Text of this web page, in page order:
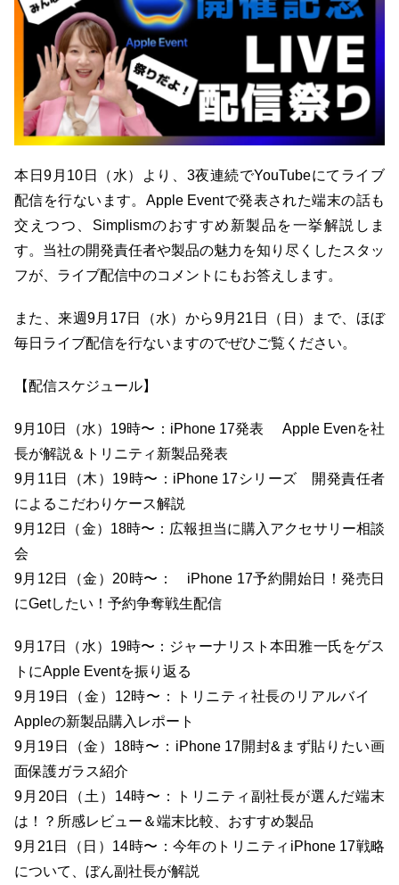
本日9月10日（水）より、3夜連続でYouTubeにてライブ
配信を行ないます。Apple Eventで発表された端末の話も
交えつつ、Simplismのおすすめ新製品を一挙解説しま
す。当社の開発責任者や製品の魅力を知り尽くしたスタッ
フが、ライブ配信中のコメントにもお答えします。
また、来週9月17日（水）から9月21日（日）まで、ほぼ
毎日ライブ配信を行ないますのでぜひご覧ください。
【配信スケジュール】
9月10日（水）19時〜：iPhone 17発表 Apple Evenを社
長が解説＆トリニティ新製品発表
9月11日（木）19時〜：iPhone 17シリーズ 開発責任者
によるこだわりケース解説
9月12日（金）18時〜：広報担当に購入アクセサリー相談
会
9月12日（金）20時〜： iPhone 17予約開始日！発売日
にGetしたい！予約争奪戦生配信
9月17日（水）19時〜：ジャーナリスト本田雅一氏をゲス
トにApple Eventを振り返る
9月19日（金）12時〜：トリニティ社長のリアルバイ
Appleの新製品購入レポート
9月19日（金）18時〜：iPhone 17開封&まず貼りたい画
面保護ガラス紹介
9月20日（土）14時〜：トリニティ副社長が選んだ端末
は！？所感レビュー＆端末比較、おすすめ製品
9月21日（日）14時〜：今年のトリニティiPhone 17戦略
について、ぼん副社長が解説